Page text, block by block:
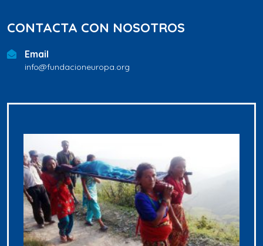
CONTACTA CON NOSOTROS
Email
info@fundacioneuropa.org